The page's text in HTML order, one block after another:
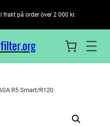
frakt på order över 2 000 kr.
R5 Smart/R120